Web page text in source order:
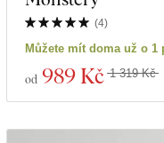
Zobrazit 39 produktů
(4)
Můžete mít doma už o 1
od 989 Kč 1 319 Kč